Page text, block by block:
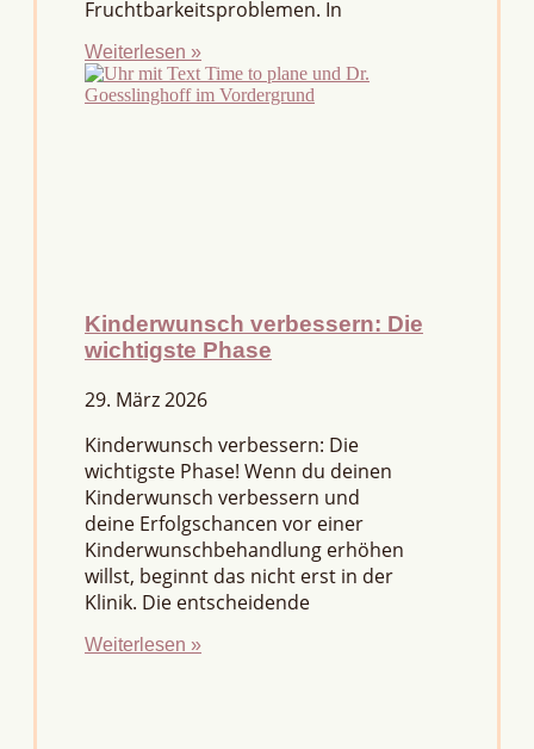
Fruchtbarkeitsproblemen. In
Weiterlesen »
Kinderwunsch verbessern: Die
wichtigste Phase
29. März 2026
Kinderwunsch verbessern: Die
wichtigste Phase! Wenn du deinen
Kinderwunsch verbessern und
deine Erfolgschancen vor einer
Kinderwunschbehandlung erhöhen
willst, beginnt das nicht erst in der
Klinik. Die entscheidende
Weiterlesen »